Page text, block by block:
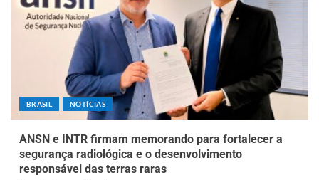
BRASIL NOTÍCIAS
ANSN e INTR firmam memorando para fortalecer a
segurança radiológica e o desenvolvimento
responsável das terras raras